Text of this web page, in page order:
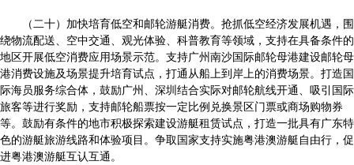
（二十）加快培育低空和邮轮游艇消费。抢抓低空经济发展机遇，围
绕物流配送、空中交通、观光体验、科普教育等领域，支持在具备条件的
地区开展低空消费应用场景示范。支持广州南沙国际邮轮母港建设邮轮母
港消费设施及场景提升培育试点，打通从船上到岸上的消费场景。打造国
际海员服务综合体，鼓励广州、深圳结合实际对邮轮航线开通、吸引国际
旅客等进行奖励，支持邮轮船票按一定比例兑换景区门票或商场购物券
等。鼓励有条件的地市积极探索建设游艇租赁试点，打造一批具有广东特
色的游艇旅游线路和体验项目。争取国家支持实施粤港澳游艇自由行，促
进粤港澳游艇互认互通。